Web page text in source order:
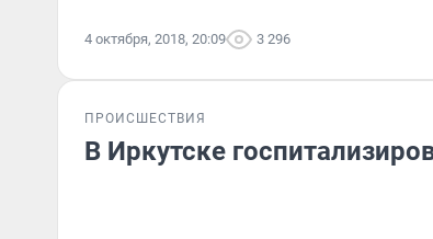
4 октября, 2018, 20:09 3 296
ПРОИСШЕСТВИЯ
В Иркутске